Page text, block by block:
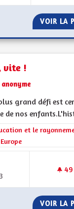
VOIR LA
vite !
grand défi est
de nos
de la catégorie :
et le
49
VOIR LA